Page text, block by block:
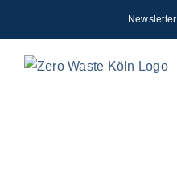
springen
Newsletter